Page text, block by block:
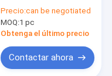
durabilidad ATEX
IECEx RoHS
Precio:can be negotiated
MOQ:1 pc
Obtenga el último precio
Contactar ahora